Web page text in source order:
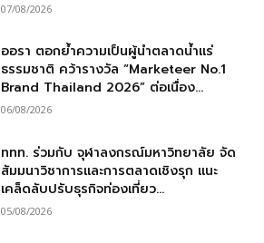
07/08/2026
ออรา ตอกย้ำความเป็นผู้นำตลาดน้ำแร่
ธรรมชาติ คว้ารางวัล “Marketeer No.1
Brand Thailand 2026” ต่อเนื่อง...
06/08/2026
ททท. ร่วมกับ จุฬาลงกรณ์มหาวิทยาลัย จัด
สัมมนาวิชาการและการตลาดเชิงรุก แนะ
เคล็ดลับปรับธุรกิจท่องเที่ยว...
05/08/2026